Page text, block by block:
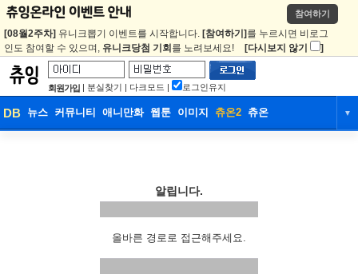
참여하기
[08월2주차] 유니크뽑기 이벤트를 시작합니다. [참여하기] 를 누르시면 비로그
인도 참여할 수 있으며, 유니크당첨 기회 를 노려보세요! [다시보지 않기 ]
회원가입 | 분실찾기 | 다크모드 | 로그인유지
DB 뉴스 커뮤니티 애니만화 웹툰 이미지 츄온2 츄온 ▼
알립니다.
올바른 경로로 접근해주세요.